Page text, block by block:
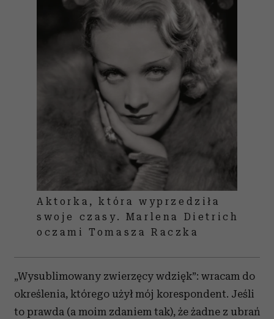
Aktorka, która wyprzedziła
swoje czasy. Marlena Dietrich
oczami Tomasza Raczka
„Wysublimowany zwierzęcy wdzięk”: wracam do
określenia, którego użył mój korespondent. Jeśli
to prawda (a moim zdaniem tak), że żadne z ubrań